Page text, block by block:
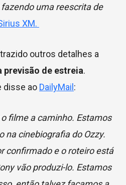
uma reescrita de
XM.
outros detalhes a
previsão de estreia.
disse ao DailyMail :
filme a caminho. Estamos
na cinebiografia do Ozzy.
confirmado e o roteiro está
vão produzi-lo. Estamos